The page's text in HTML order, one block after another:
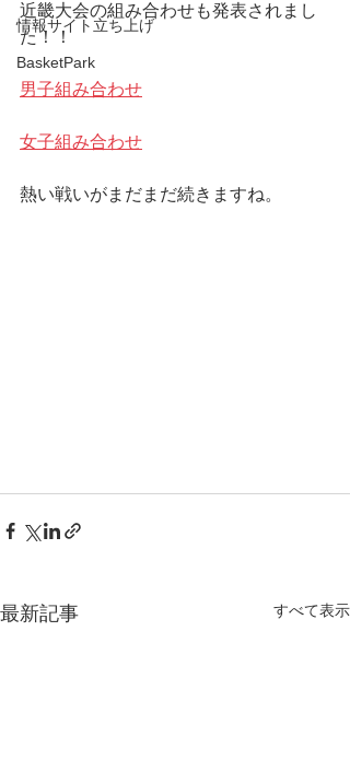
情報サイト立ち上げ
BasketPark
近畿大会の組み合わせも発表されまし
た！！
男子組み合わせ
女子組み合わせ
熱い戦いがまだまだ続きますね。
最新記事 すべて表示